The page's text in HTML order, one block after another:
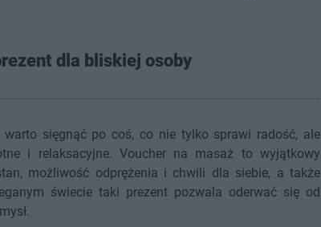
dla bliskiej osoby
sięgnąć po coś, co nie tylko sprawi radość, ale
i relaksacyjne. Voucher na masaż to wyjątkowy
możliwość odprężenia i chwili dla siebie, a także
świecie taki prezent pozwala oderwać się od